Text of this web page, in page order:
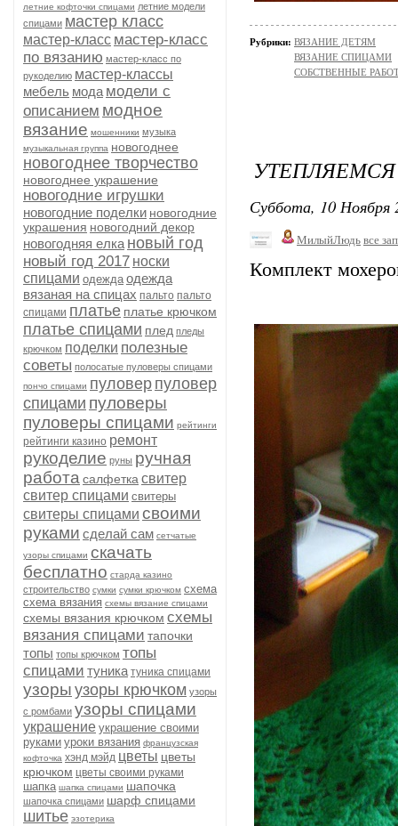
летние кофточки спицами летние модели
спицами мастер класс
мастер-класс мастер-класс
по вязанию мастер-класс по
рукоделию мастер-классы
мебель мода модели с
описанием модное
вязание мошенники музыка
музыкальная группа новогоднее
новогоднее творчество
новогоднее украшение
новогодние игрушки
новогодние поделки новогодние
украшения новогодний декор
новогодняя елка новый год
новый год 2017 носки
спицами одежда одежда
вязаная на спицах пальто пальто
спицами платье платье крючком
платье спицами плед пледы
крючком поделки полезные
советы полосатые пуловеры спицами
пончо спицами пуловер пуловер
спицами пуловеры
пуловеры спицами рейтинги
рейтинги казино ремонт
рукоделие руны ручная
работа салфетка свитер
свитер спицами свитеры
свитеры спицами своими
руками сделай сам сетчатые
узоры спицами скачать
бесплатно старда казино
строительство сумки сумки крючком схема
схема вязания схемы вязание спицами
схемы вязания крючком схемы
вязания спицами тапочки
топы топы крючком топы
спицами туника туника спицами
узоры узоры крючком узоры
с ромбами узоры спицами
украшение украшение своими
руками уроки вязания французская
кофточка хэнд мэйд цветы цветы
крючком цветы своими руками
шапка шапка спицами шапочка
шапочка спицами шарф спицами
шитье эзотерика
Рубрики: ВЯЗАНИЕ ДЕТЯМ
ВЯЗАНИЕ СПИЦАМИ
СОБСТВЕННЫЕ
Суббота, 10 Ноября
МилыйЛюдь все
Комплект